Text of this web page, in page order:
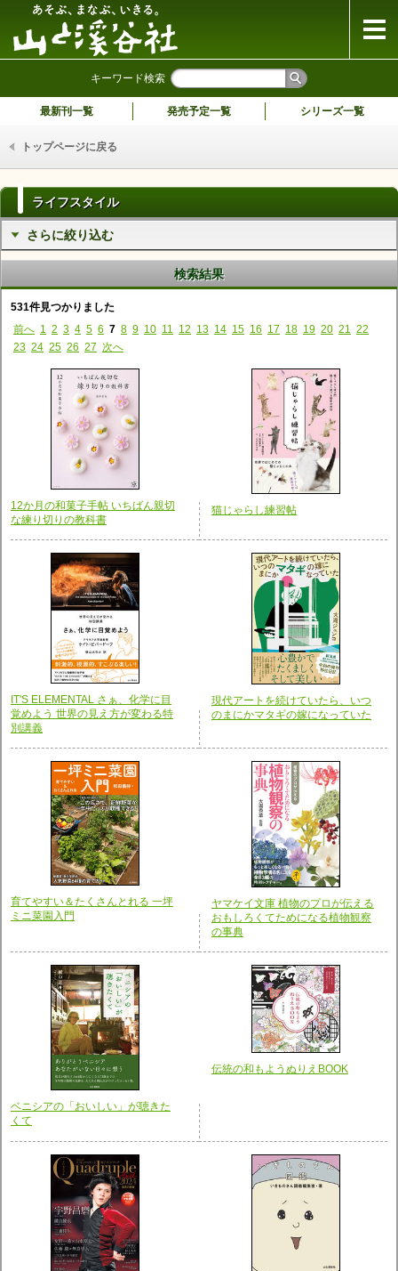
キーワード検索
最新刊一覧 発売予定一覧 シリーズ一覧
トップページに戻る
ライフスタイル
さらに絞り込む
検索結果
531件見つかりました
前へ 1 2 3 4 5 6 7 8 9 10 11 12 13 14 15 16 17 18 19 20 21
22
23 24 25 26 27 次へ
12か月の和菓子手帖 いちばん親切
な練り切りの教科書
猫じゃらし練習帖
IT'S ELEMENTAL さぁ、化学に目
覚めよう 世界の見え方が変わる特
別講義
現代アートを続けていたら、いつ
のまにかマタギの嫁になっていた
育てやすい＆たくさんとれる 一坪
ミニ菜園入門
ヤマケイ文庫 植物のプロが伝える
おもしろくてためになる植物観察
の事典
ベニシアの「おいしい」が聴きた
くて
伝統の和もようぬりえBOOK